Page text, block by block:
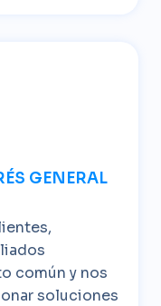
GENERAL
común y nos
soluciones